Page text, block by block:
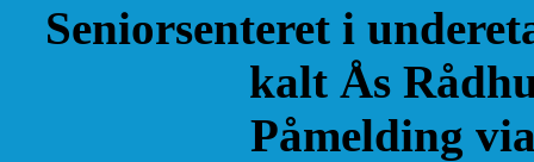
Seniorsenteret i
kalt Ås
Påmelding